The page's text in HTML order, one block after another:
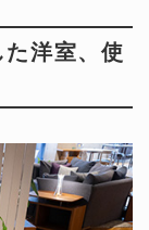
た洋室、使